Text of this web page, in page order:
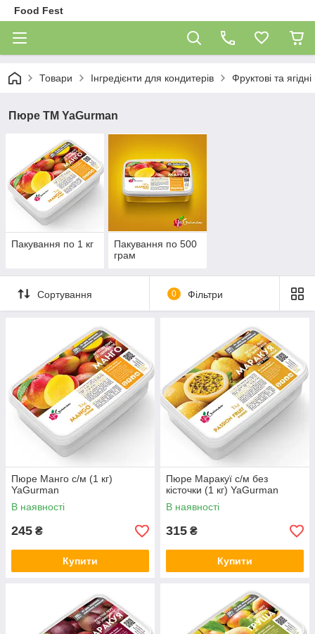
Food Fest
Товари Інгредієнти для кондитерів Фруктові та
Пюре ТМ YaGurman
Пакування по 1 кг
Пакування по 500
грам
Сортування 0 Фільтри
Пюре Манго с/м (1 кг)
YaGurman
В наявності
245 ₴
Купити
Пюре Маракуї с/м без
кісточки (1 кг) YaGurman
В наявності
315 ₴
Купити